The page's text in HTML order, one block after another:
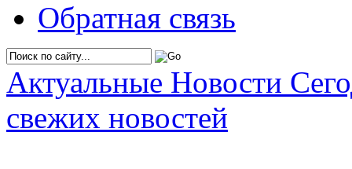
Обратная связь
Актуальные Новости
свежих новостей